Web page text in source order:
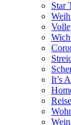
Star
It’s
Reise